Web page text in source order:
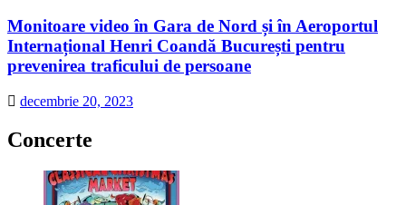
Monitoare video în Gara de Nord și în Aeroportul
Internațional Henri Coandă București pentru
prevenirea traficului de persoane
decembrie 20, 2023
Concerte